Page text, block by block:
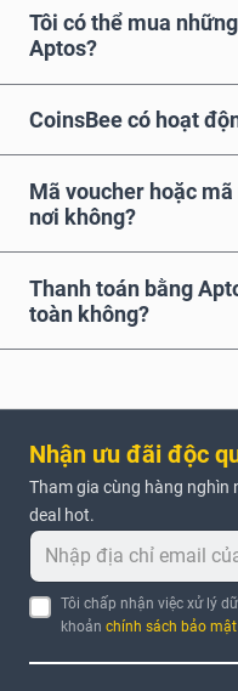
Tôi có thể mua
Aptos?
CoinsBee có hoạt
Mã voucher hoặc
nơi không?
Thanh toán bằng
toàn không?
Nhận ưu đãi độc
Tham gia cùng hàng nghìn
deal hot.
Tôi chấp nhận việc xử lý
khoảnchính sách bảo mật